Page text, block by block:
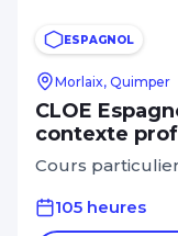
ESPAGNOL
Morlaix, Quimper
CLOE
contexte
Cours
105 heures